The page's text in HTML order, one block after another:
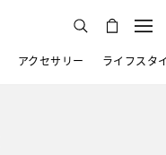
アクセサリー ライフスタ